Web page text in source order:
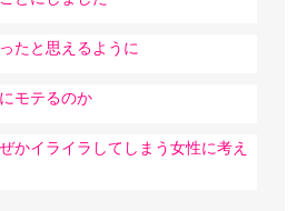
たと思えるように
モテるのか
かイライラしてしまう女性に考え